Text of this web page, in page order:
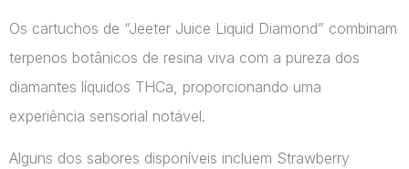
Os cartuchos de “Jeeter Juice Liquid Diamond” combinam
terpenos botânicos de resina viva com a pureza dos
diamantes líquidos THCa, proporcionando uma
experiência sensorial notável.
Alguns dos sabores disponíveis incluem Strawberry